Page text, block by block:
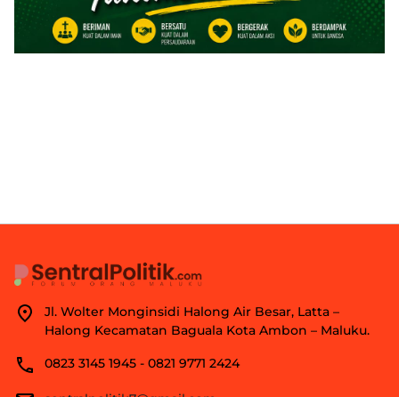
Jl. Wolter Monginsidi Halong Air Besar, Latta –
Halong Kecamatan Baguala Kota Ambon – Maluku.
0823 3145 1945 - 0821 9771 2424